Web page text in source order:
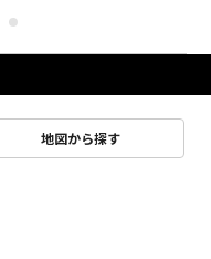
地図から探す